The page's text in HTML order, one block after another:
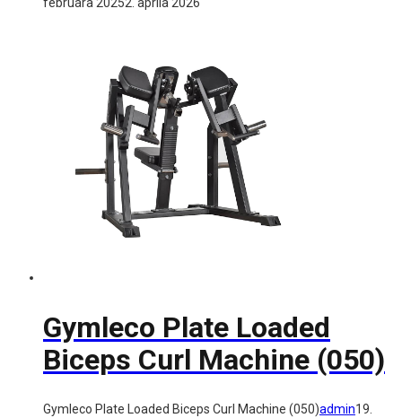
Gymleco Plate Loaded
Biceps Curl Machine (050)
Gymleco Plate Loaded Biceps Curl Machine (050)admin19.